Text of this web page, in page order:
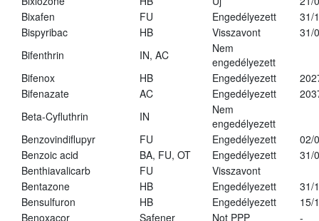
Bixafen
FU Engedélyezett
31/
Bispyribac
HB Visszavont
31/
Bifenthrin
IN, AC
Nem
engedélyezett
Bifenox
HB Engedélyezett
Bifenazate
AC Engedélyezett
Beta-Cyfluthrin
IN
Nem
engedélyezett
Benzovindiflupyr
FU Engedélyezett
02/
Benzoic acid
BA, FU, OT Engedélyezett
31/
Benthiavalicarb
FU
Visszavont
Bentazone
HB Engedélyezett
31/
Bensulfuron
HB Engedélyezett
15/
Benoxacor
Safener Not PPP
-